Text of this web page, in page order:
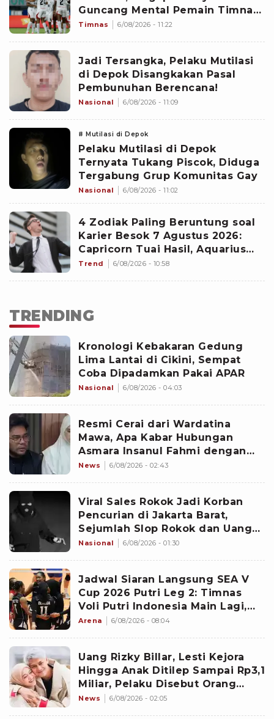
Guncang Mental Pemain Timnas
Indonesia
Timnas 6/08/2026 - 11:22
Jadi Tersangka, Pelaku Mutilasi
di Depok Disangkakan Pasal
Pembunuhan Berencana!
Nasional 6/08/2026 - 11:09
# Mutilasi di Depok
Pelaku Mutilasi di Depok
Ternyata Tukang Piscok, Diduga
Tergabung Grup Komunitas Gay
Nasional 6/08/2026 - 11:02
4 Zodiak Paling Beruntung soal
Karier Besok 7 Agustus 2026:
Capricorn Tuai Hasil, Aquarius
Mencuri Perhatian Atasan
Trend 6/08/2026 - 10:58
TRENDING
Kronologi Kebakaran Gedung
Lima Lantai di Cikini, Sempat
Coba Dipadamkan Pakai APAR
Nasional 6/08/2026 - 04:03
Resmi Cerai dari Wardatina
Mawa, Apa Kabar Hubungan
Asmara Insanul Fahmi dengan
Inara Rusli?
News 6/08/2026 - 02:43
Viral Sales Rokok Jadi Korban
Pencurian di Jakarta Barat,
Sejumlah Slop Rokok dan Uang
Setoran Raib
Nasional 6/08/2026 - 01:30
Jadwal Siaran Langsung SEA V
Cup 2026 Putri Leg 2: Timnas
Voli Putri Indonesia Main Lagi,
Langsung Hadapi Vietnam
Arena 6/08/2026 - 08:04
Uang Rizky Billar, Lesti Kejora
Hingga Anak Ditilep Sampai Rp3,1
Miliar, Pelaku Disebut Orang
Terdekat
News 6/08/2026 - 02:05